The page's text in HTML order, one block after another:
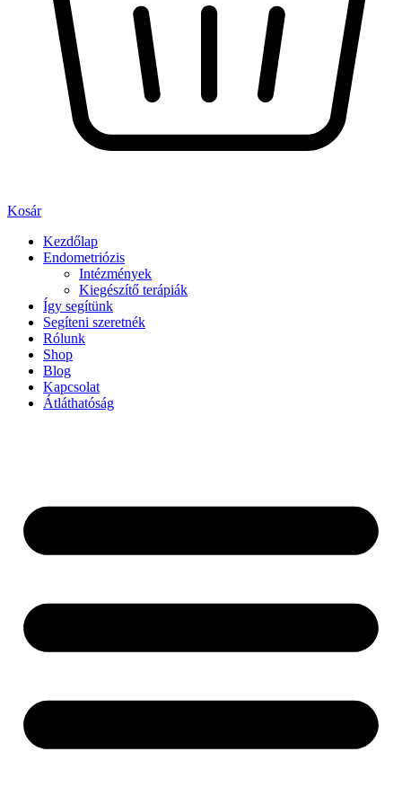
Kosár
Kezdőlap
Endometriózis
Intézmények
Kiegészítő terápiák
Így segítünk
Segíteni szeretnék
Rólunk
Shop
Blog
Kapcsolat
Átláthatóság